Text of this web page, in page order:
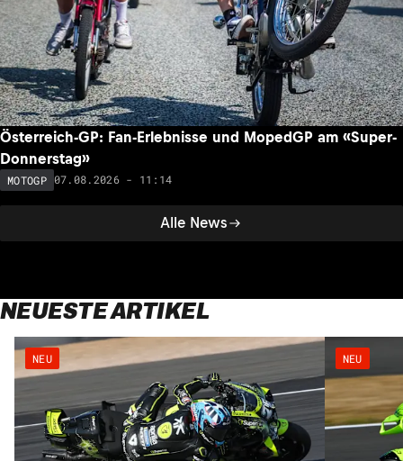
Alle News
Österreich-GP: Fan-Erlebnisse und MopedGP am «Super-
Donnerstag»
MOTOGP 07.08.2026 - 11:14
NEUESTE ARTIKEL
NEU NEU